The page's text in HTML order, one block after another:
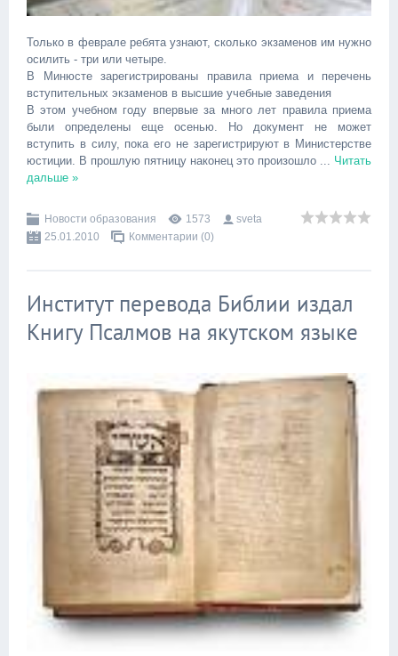
Только в феврале ребята узнают, сколько экзаменов им нужно
осилить - три или четыре.
В Минюсте зарегистрированы правила приема и перечень
вступительных экзаменов в высшие учебные заведения
В этом учебном году впервые за много лет правила приема
были определены еще осенью. Но документ не может
вступить в силу, пока его не зарегистрируют в Министерстве
юстиции. В прошлую пятницу наконец это произошло
Читать
дальше »
Новости образования 1573
sveta
25.01.2010
Комментарии (0)
Институт перевода Библии издал
Книгу Псалмов на якутском языке